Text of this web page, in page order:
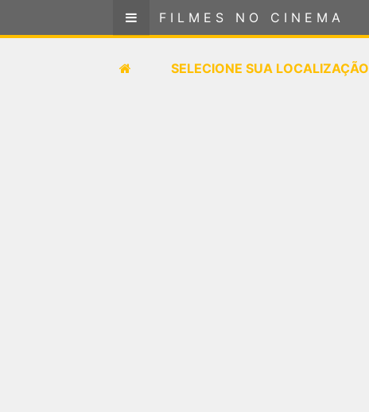
FILMES NO CINEMA
SELECIONE SUA LOCALIZAÇÃO
FILMES NO CINEMA
SELECIONE SUA LOCALIZAÇÃO